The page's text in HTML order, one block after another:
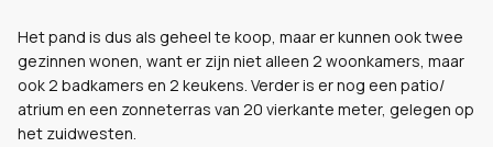
Het pand is dus als geheel te koop, maar er kunnen ook twee
gezinnen wonen, want er zijn niet alleen 2 woonkamers, maar
ook 2 badkamers en 2 keukens. Verder is er nog een patio/
atrium en een zonneterras van 20 vierkante meter, gelegen op
het zuidwesten.